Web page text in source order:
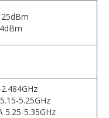
25dBm
5.25GHz
5.25-5.35GHz